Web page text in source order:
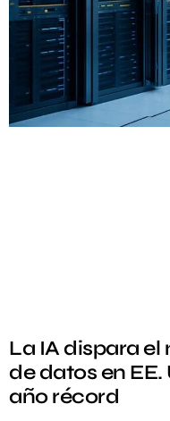
La IA dispara
de datos en EE.
año récord